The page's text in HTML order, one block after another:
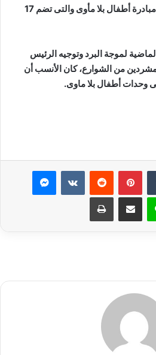
الضبطية القضائية، كما توجد مبادرة أطفال بلا مأوى والتى تضم 17
لموجة البرد وتوجيه الرئيس
من الشوارع، كان الأنسب أن
وحدات أطفال بلا ماوى.
بينتيريست ماسنجر
لاين مشاركة عبر البريد طباعة